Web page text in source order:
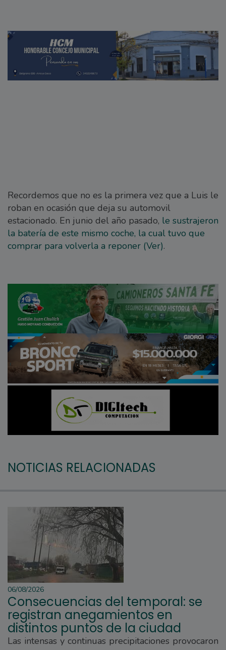
Recordemos que no es la primera vez que a Luis le
roban en ocasión que deja su automovil
estacionado. En junio del año pasado, le sustrajeron
la batería de este mismo coche, la cual tuvo que
comprar para volverla a reponer (Ver).
NOTICIAS RELACIONADAS
06/08/2026
Consecuencias del temporal: se
registran anegamientos en
distintos puntos de la ciudad
Las intensas y continuas precipitaciones provocaron